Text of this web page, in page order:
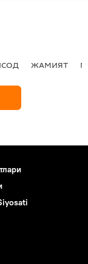
ЖАМИЯТ